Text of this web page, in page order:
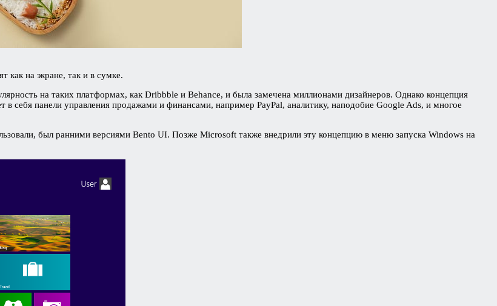
как на экране, так и в сумке.
на таких платформах, как Dribbble и Behance, и была замечена миллионами дизайнеров. Однако концепция
в себя панели управления продажами и финансами, например PayPal, аналитику, наподобие Google Ads, и многое
был ранними версиями Bento UI. Позже Microsoft также внедрили эту концепцию в меню запуска Windows на